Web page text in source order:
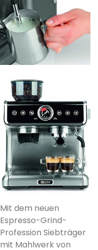
Mit dem neuen
Espresso-Grind-
Profession Siebträger
mit Mahlwerk von